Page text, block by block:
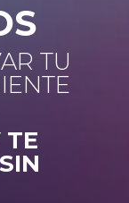
TU
TE